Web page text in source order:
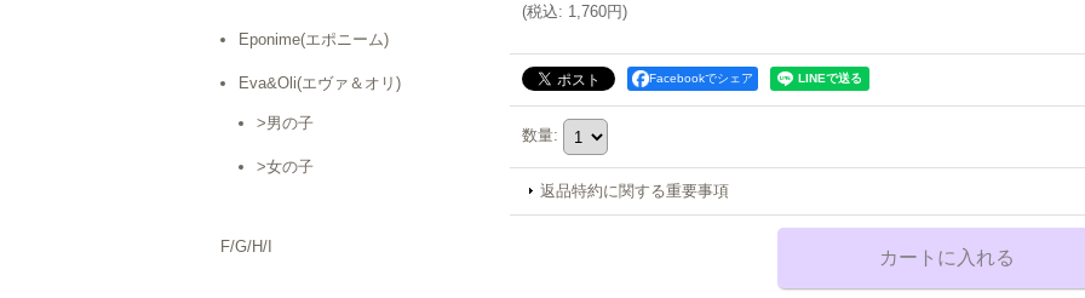
Eponime(エポニーム)
Eva&Oli(エヴァ＆オリ)
>男の子
>女の子
F/G/H/I
(税込: 1,760円)
Facebookでシェア
数量:
返品特約に関する重要事項